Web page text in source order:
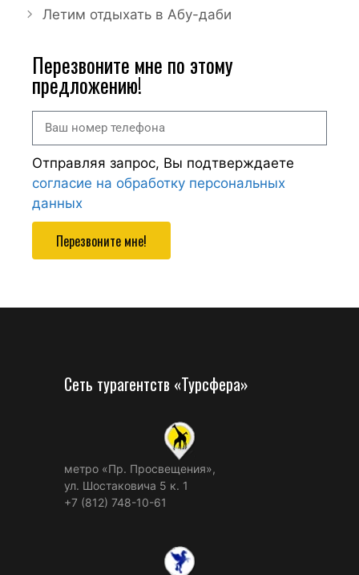
Летим отдыхать в Абу-даби
Перезвоните мне по этому
предложению!
Отправляя запрос, Вы подтверждаете
согласие на обработку персональных
данных
Перезвоните мне!
Сеть турагентств «Турсфера»
метро «Пр. Просвещения»,
ул. Шостаковича 5 к. 1
+7 (812) 748-10-61